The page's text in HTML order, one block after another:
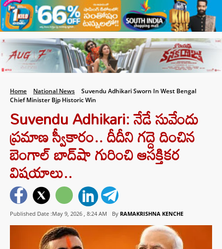
Home National News
Suvendu Adhikari Sworn In West Bengal
Chief Minister Bjp Historic Win
Suvendu Adhikari: నేడే సువేందు
ప్రమాణ స్వీకారం.. దీదీని గద్దె దించిన
బెంగాల్‌ బాద్‌షా గురించి ఆసక్తికర
విషయాలు..
Published Date :May 9, 2026 , 8:24 AM By RAMAKRISHNA KENCHE